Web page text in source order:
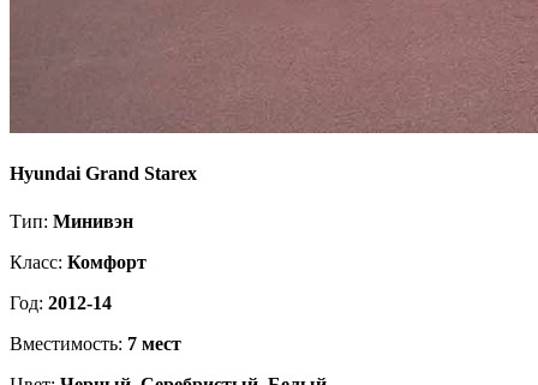
Hyundai Grand Starex
Тип: Минивэн
Класс: Комфорт
Год: 2012-14
Вместимость: 7 мест